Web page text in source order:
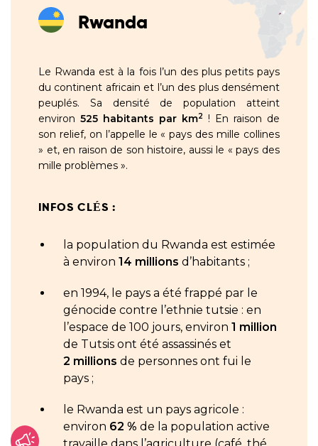
Rwanda
Le Rwanda est à la fois l’un des plus petits pays
du continent africain et l’un des plus densément
peuplés. Sa densité de population atteint
environ 525 habitants par km2
! En raison de
son relief, on l’appelle le « pays des mille collines
» et, en raison de son histoire, aussi le « pays des
mille problèmes ».
INFOS CLÉS :
la population du Rwanda est estimée
à environ 14 millions d’habitants ;
en 1994, le pays a été frappé par le
génocide contre l’ethnie tutsie : en
l’espace de 100 jours, environ 1 million
de Tutsis ont été assassinés et
2 millions de personnes ont fui le
pays ;
le Rwanda est un pays agricole :
environ 62 % de la population active